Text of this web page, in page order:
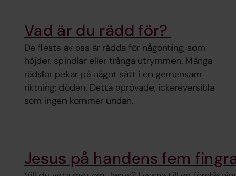
Vad är du rädd för?
De flesta av oss är rädda för någonting, som
höjder, spindlar eller trånga utrymmen. Många
rädslor pekar på något sätt i en gemensam
riktning: döden. Detta oprövade, ickereversibla
som ingen kommer undan.
Jesus på handens fem